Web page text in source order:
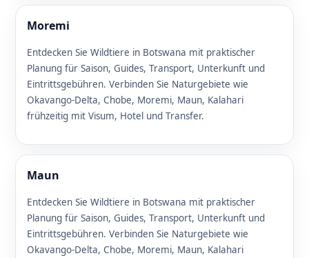
Moremi
Entdecken Sie Wildtiere in Botswana mit praktischer
Planung für Saison, Guides, Transport, Unterkunft und
Eintrittsgebühren. Verbinden Sie Naturgebiete wie
Okavango-Delta, Chobe, Moremi, Maun, Kalahari
frühzeitig mit Visum, Hotel und Transfer.
Maun
Entdecken Sie Wildtiere in Botswana mit praktischer
Planung für Saison, Guides, Transport, Unterkunft und
Eintrittsgebühren. Verbinden Sie Naturgebiete wie
Okavango-Delta, Chobe, Moremi, Maun, Kalahari